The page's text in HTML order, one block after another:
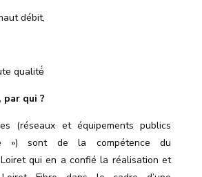
débit,
qualité́
par qui ?
(réseaux et équipements publics
») sont de la compétence du
qui en a confié la réalisation et